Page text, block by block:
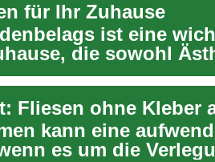
für Ihr Zuhause
ist eine
die sowohl
kann eine
es um die